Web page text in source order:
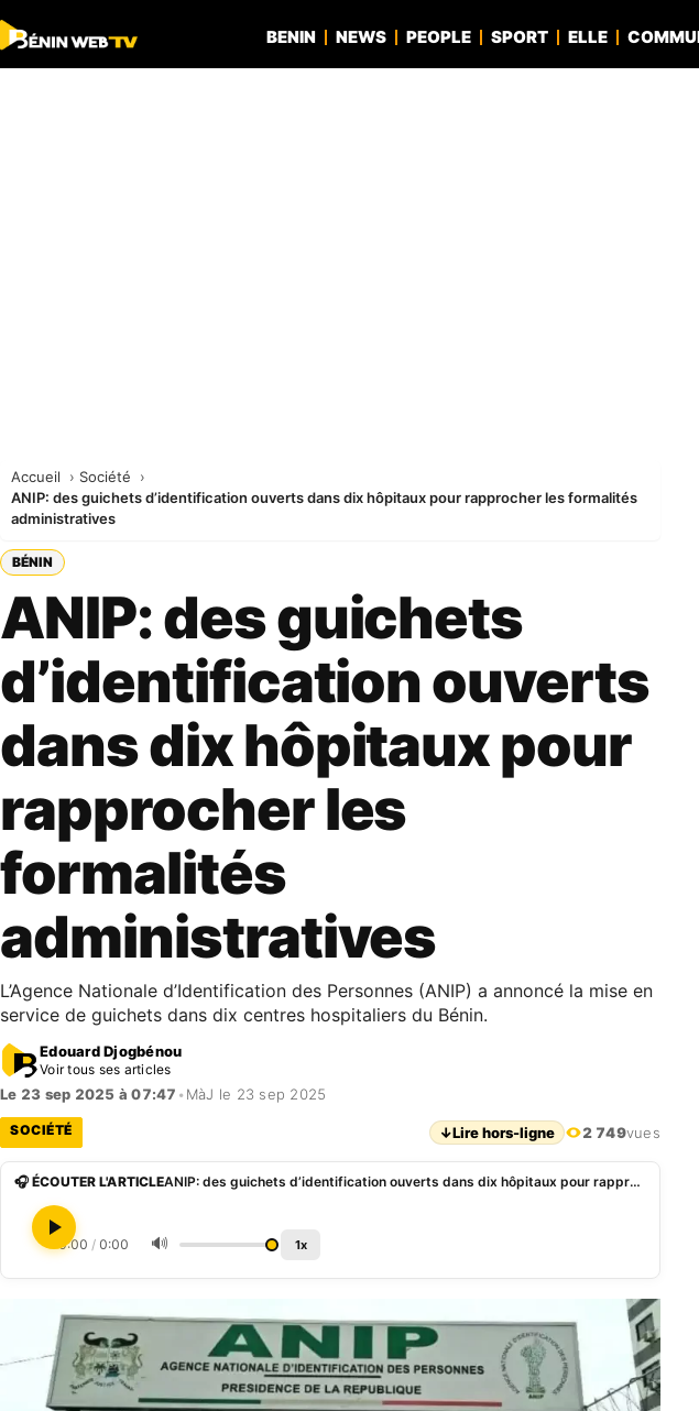
BENIN NEWS PEOPLE SPORT ELLE
Accueil
Société
ANIP: des guichets d’identification ouverts dans dix hôpitaux pour rapprocher les formalités
administratives
BÉNIN
ANIP: des guichets
d’identification ouverts
dans dix hôpitaux pour
rapprocher les
formalités
administratives
L’Agence Nationale d’Identification des Personnes (ANIP) a annoncé la mise en
service de guichets dans dix centres hospitaliers du Bénin.
Edouard Djogbénou
Voir tous ses articles
Le 23 sep 2025 à 07:47 • MàJ le 23 sep 2025
SOCIÉTÉ ↓Lire hors-ligne 2 749vues
🎧 ÉCOUTER L'ARTICLE ANIP: des guichets d’identification ouverts dans dix hôpitaux pour rapprocher les formalités administratives
0:00 / 0:00 🔊 1x